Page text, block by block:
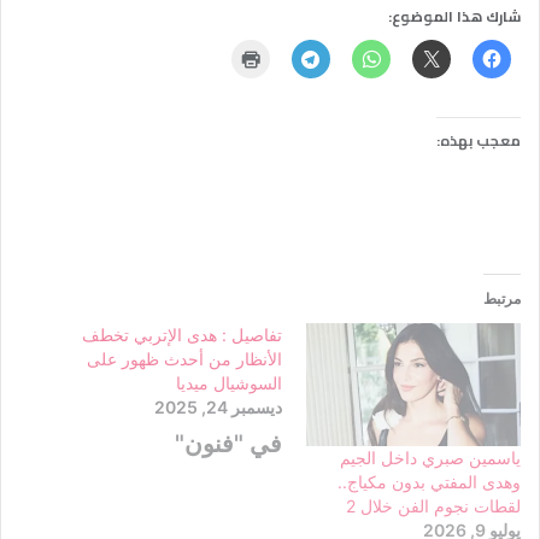
شارك هذا الموضوع:
معجب بهذه:
مرتبط
ياسمين صبري داخل الجيم
وهدى المفتي بدون مكياج..
لقطات نجوم الفن خلال 2
يوليو 9, 2026
تفاصيل : هدى الإتربي تخطف
الأنظار من أحدث ظهور على
السوشيال ميديا
ديسمبر 24, 2025
في "فنون"